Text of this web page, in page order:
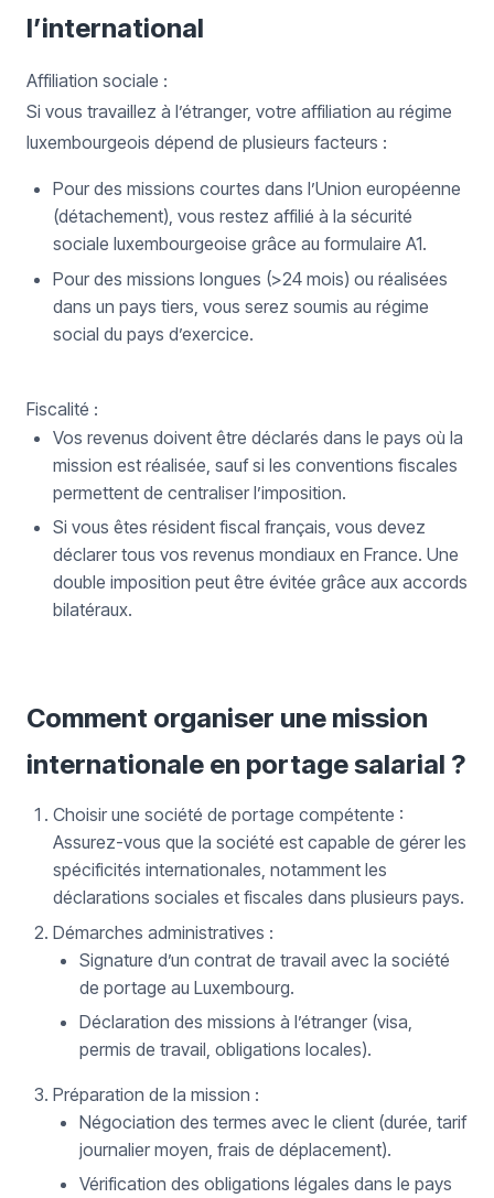
l’international
Affiliation sociale :
Si vous travaillez à l’étranger, votre affiliation au régime
luxembourgeois dépend de plusieurs facteurs :
Pour des missions courtes dans l’Union européenne
(détachement), vous restez affilié à la sécurité
sociale luxembourgeoise grâce au formulaire A1.
Pour des missions longues (>24 mois) ou réalisées
dans un pays tiers, vous serez soumis au régime
social du pays d’exercice.
Fiscalité :
Vos revenus doivent être déclarés dans le pays où la
mission est réalisée, sauf si les conventions fiscales
permettent de centraliser l’imposition.
Si vous êtes résident fiscal français, vous devez
déclarer tous vos revenus mondiaux en France. Une
double imposition peut être évitée grâce aux accords
bilatéraux.
Comment organiser une mission
internationale en portage salarial ?
Choisir une société de portage compétente :
Assurez-vous que la société est capable de gérer les
spécificités internationales, notamment les
déclarations sociales et fiscales dans plusieurs pays.
Démarches administratives :
Signature d’un contrat de travail avec la société
de portage au Luxembourg.
Déclaration des missions à l’étranger (visa,
permis de travail, obligations locales).
Préparation de la mission :
Négociation des termes avec le client (durée, tarif
journalier moyen, frais de déplacement).
Vérification des obligations légales dans le pays